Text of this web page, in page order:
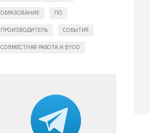
ОБРАЗОВАНИЕ ПО
ПРОИЗВОДИТЕЛЬ СОБЫТИЯ
СОВМЕСТНАЯ РАБОТА И BYOD